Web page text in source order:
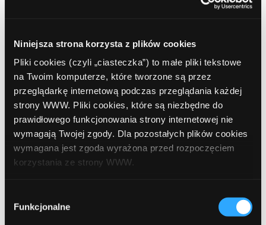
Niniejsza strona korzysta z plików cookies
Pliki cookies (czyli „ciasteczka”) to małe pliki tekstowe
na Twoim komputerze, które tworzone są przez
przeglądarkę internetową podczas przeglądania każdej
strony WWW. Pliki cookies, które są niezbędne do
prawidłowego funkcjonowania strony internetowej nie
wymagają Twojej zgody. Dla pozostałych plików cookies
wymagana jest zgoda wyrażona przed rozpoczęciem
korzystania ze strony WWW.
formy korzystania z plików cookies. Więcej:
Polityka
zgody
Funkcjonalne
kwiecień 2022
marzec 2022
luty 2022
styczeń 2022
grudzień 2021
listopad 2021
wrzesień 2021